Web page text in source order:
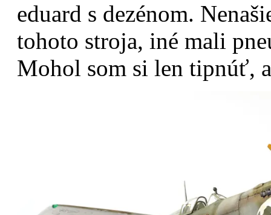
eduard s dezénom.
tohoto stroja, iné mali
Mohol som si len tipnúť,